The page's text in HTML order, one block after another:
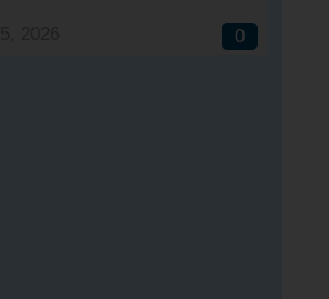
0